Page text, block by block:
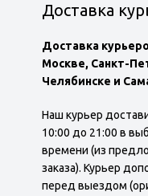
Доставка
Доставка
Москве, Санкт-
Челябинске и
Наш курьер
10:00 до 21:00 в
времени (из
заказа). Курьер
перед выездом